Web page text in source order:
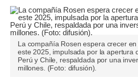
Pregunta de hoy
Tendencias
La compañía Rosen espera crecer
este 2025, impulsada por la apertura
Perú y Chile, respaldada por una
millones. (Foto: difusión).